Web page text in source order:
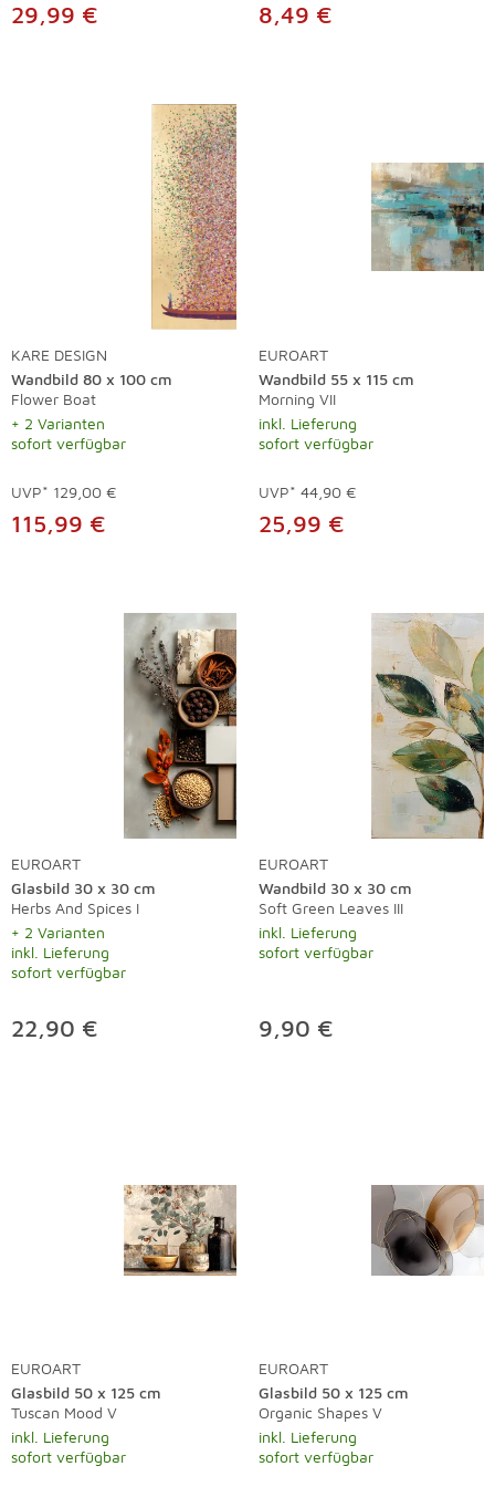
29,99 € 8,49 €
KARE DESIGN
Wandbild 80 x 100 cm
Flower Boat
+ 2 Varianten
sofort verfügbar
UVP* 129,00 €
115,99 €
EUROART
Wandbild 55 x 115 cm
Morning VII
inkl. Lieferung
sofort verfügbar
UVP* 44,90 €
25,99 €
EUROART
Glasbild 30 x 30 cm
Herbs And Spices I
+ 2 Varianten
inkl. Lieferung
sofort verfügbar
22,90 €
EUROART
Wandbild 30 x 30 cm
Soft Green Leaves III
inkl. Lieferung
sofort verfügbar
9,90 €
EUROART
Glasbild 50 x 125 cm
Tuscan Mood V
inkl. Lieferung
sofort verfügbar
EUROART
Glasbild 50 x 125 cm
Organic Shapes V
inkl. Lieferung
sofort verfügbar